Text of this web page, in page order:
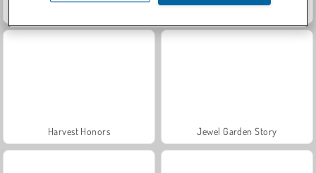
Harvest Honors Jewel Garden Story